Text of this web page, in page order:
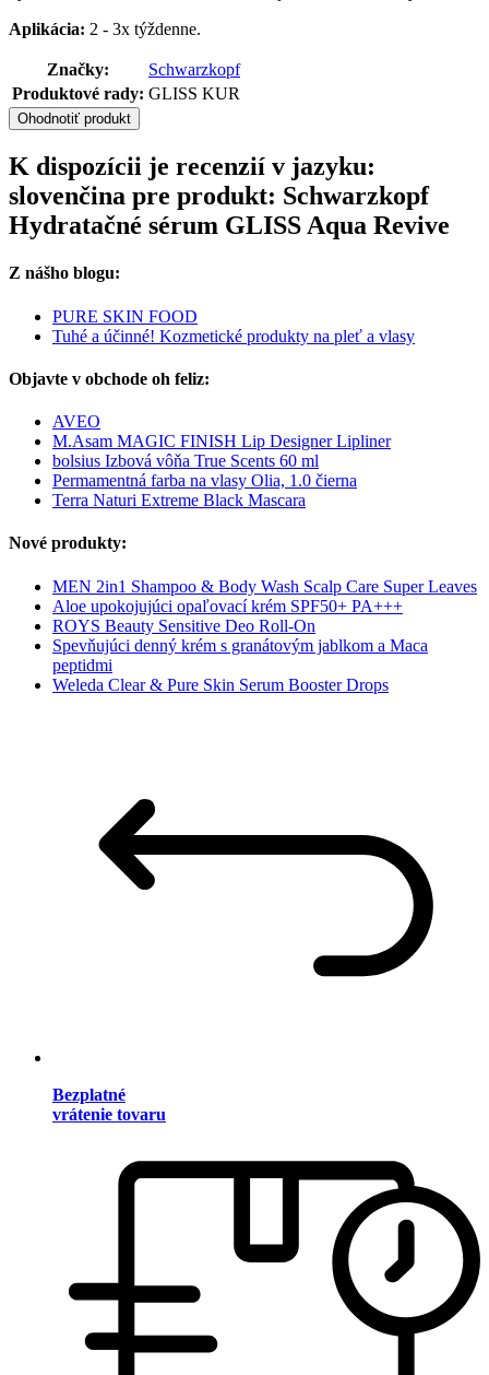
Aplikácia: 2 - 3x týždenne.
Značky:
Schwarzkopf
Produktové rady: GLISS KUR
Ohodnotiť produkt
K dispozícii je recenzií v jazyku:
slovenčina pre produkt: Schwarzkopf
Hydratačné sérum GLISS Aqua Revive
Z nášho blogu:
PURE SKIN FOOD
Tuhé a účinné! Kozmetické produkty na pleť a vlasy
Objavte v obchode oh feliz:
AVEO
M.Asam MAGIC FINISH Lip Designer Lipliner
bolsius Izbová vôňa True Scents 60 ml
Permamentná farba na vlasy Olia, 1.0 čierna
Terra Naturi Extreme Black Mascara
Nové produkty:
MEN 2in1 Shampoo & Body Wash Scalp Care Super Leaves
Aloe upokojujúci opaľovací krém SPF50+ PA+++
ROYS Beauty Sensitive Deo Roll-On
Spevňujúci denný krém s granátovým jablkom a Maca
peptidmi
Weleda Clear & Pure Skin Serum Booster Drops
Bezplatné
vrátenie tovaru